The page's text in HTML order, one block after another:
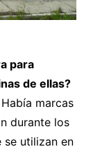
para
de ellas?
marcas
durante los
se utilizan en